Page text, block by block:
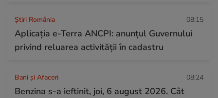
Știri România 08:15
Aplicația e-Terra ANCPI: anunțul Guvernului
privind reluarea activității în cadastru
Bani și Afaceri 08:24
Benzina s-a ieftinit, joi, 6 august 2026. Cât